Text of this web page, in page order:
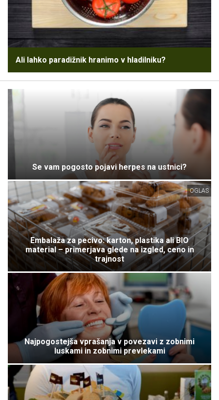
Ali lahko paradižnik hranimo v hladilniku?
Se vam pogosto pojavi herpes na ustnici?
OGLAS
Embalaža za pecivo: karton, plastika ali BIO
material – primerjava glede na izgled, ceno in
trajnost
Najpogostejša vprašanja v povezavi z zobnimi
luskami in zobnimi prevlekami